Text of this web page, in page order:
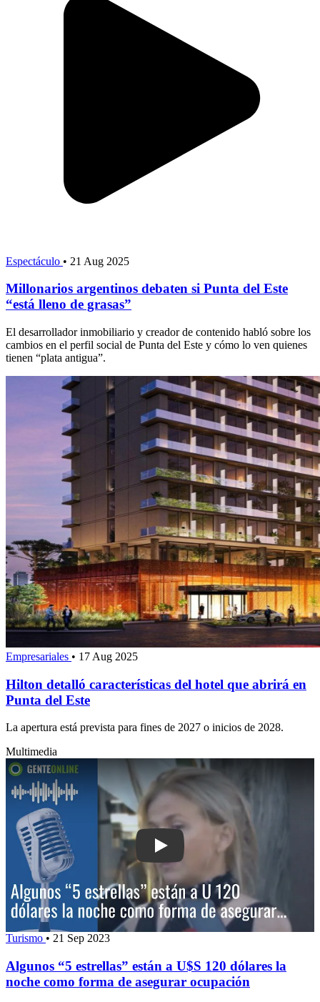
Espectáculo • 21 Aug 2025
Millonarios argentinos debaten si Punta del Este
“está lleno de grasas”
El desarrollador inmobiliario y creador de contenido habló sobre los
cambios en el perfil social de Punta del Este y cómo lo ven quienes
tienen “plata antigua”.
Empresariales • 17 Aug 2025
Hilton detalló características del hotel que abrirá en
Punta del Este
La apertura está prevista para fines de 2027 o inicios de 2028.
Multimedia
Play: Algunos “5 estrellas” están a
Turismo • 21 Sep 2023
Algunos “5 estrellas” están a U$S 120 dólares la
noche como forma de asegurar ocupación